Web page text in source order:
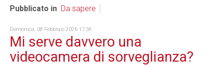
Pubblicato in Da sapere
Domenica, 08 Febbraio 2026 17:36
Mi serve davvero una
videocamera di sorveglianza?